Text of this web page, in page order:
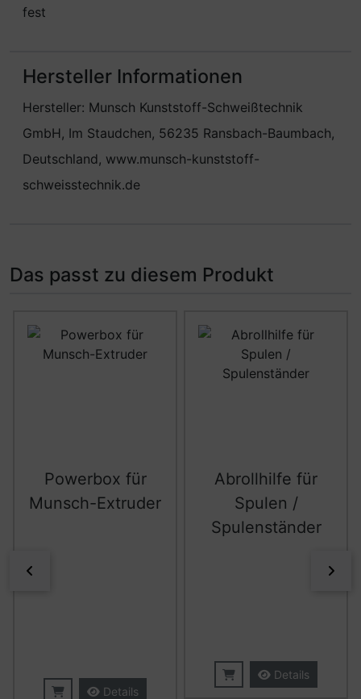
fest
Hersteller Informationen
Hersteller: Munsch Kunststoff-Schweißtechnik
GmbH, Im Staudchen, 56235 Ransbach-Baumbach,
Deutschland, www.munsch-kunststoff-
schweisstechnik.de
Das passt zu diesem Produkt
Powerbox für
Munsch-Extruder
Details
Abrollhilfe für
Spulen /
Spulenständer
Details